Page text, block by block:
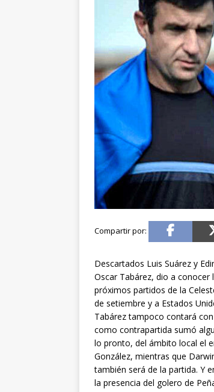
Descartados Luis Suárez y
Oscar Tabárez, dio a
próximos partidos de la
de setiembre y a Estados
Tabárez tampoco contará
como contrapartida sumó
lo pronto, del ámbito local el
González, mientras que
también será de la partida. Y
la presencia del golero de